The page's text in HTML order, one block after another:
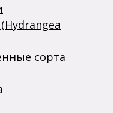
сорта